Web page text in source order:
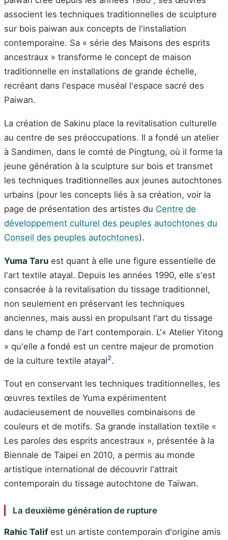
associent les techniques traditionnelles de sculpture
sur bois paiwan aux concepts de l'installation
contemporaine. Sa « série des Maisons des esprits
ancestraux » transforme le concept de maison
traditionnelle en installations de grande échelle,
recréant dans l'espace muséal l'espace sacré des
Paiwan.
La création de Sakinu place la revitalisation culturelle
au centre de ses préoccupations. Il a fondé un atelier
à Sandimen, dans le comté de Pingtung, où il forme la
jeune génération à la sculpture sur bois et transmet
les techniques traditionnelles aux jeunes autochtones
urbains (pour les concepts liés à sa création, voir la
page de présentation des artistes du Centre de
développement culturel des peuples autochtones du
Conseil des peuples autochtones).
Yuma Taru est quant à elle une figure essentielle de
l'art textile atayal. Depuis les années 1990, elle s'est
consacrée à la revitalisation du tissage traditionnel,
non seulement en préservant les techniques
anciennes, mais aussi en propulsant l'art du tissage
dans le champ de l'art contemporain. L'« Atelier Yitong
» qu'elle a fondé est un centre majeur de promotion
de la culture textile atayal2.
Tout en conservant les techniques traditionnelles, les
œuvres textiles de Yuma expérimentent
audacieusement de nouvelles combinaisons de
couleurs et de motifs. Sa grande installation textile «
Les paroles des esprits ancestraux », présentée à la
Biennale de Taipei en 2010, a permis au monde
artistique international de découvrir l'attrait
contemporain du tissage autochtone de Taïwan.
La deuxième génération de rupture
Rahic Talifest un artiste contemporain d'origine amis